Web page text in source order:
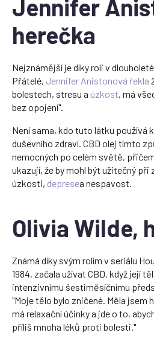
Jennifer
herečka
Nejznámější je díky roli v
Přátelé, Jennifer Anistonová řekla
bolestech, stresu a úzkost, má
bez opojení".
Není sama, kdo tuto látku používá
duševního zdraví. CBD olej tímto
nemocných po celém světě,
ukazují, že by mohl být užitečný při
úzkosti, depresea nespavost.
Olivia Wilde,
Známá díky svým rolím v seriálu
1984, začala užívat CBD, když její
intenzivnímu šestiměsíčnímu
"Moje tělo bylo zničené. Měla jsem
má relaxační účinky a jde o to,
příliš mnoha léků proti bolesti."